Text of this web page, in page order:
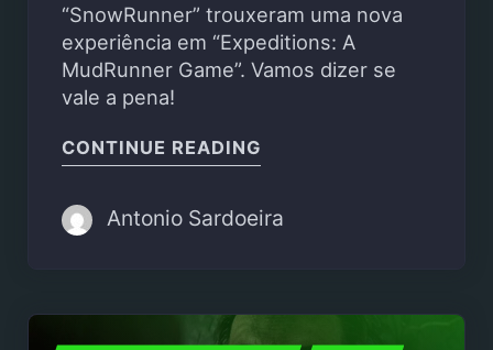
“SnowRunner” trouxeram uma nova
experiência em “Expeditions: A
MudRunner Game”. Vamos dizer se
vale a pena!
CONTINUE READING
Antonio Sardoeira